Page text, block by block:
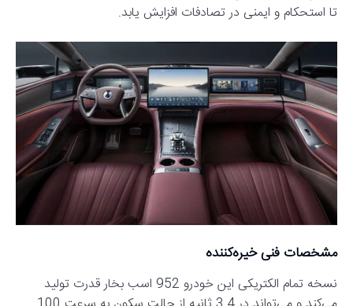
تا استحکام و ایمنی در تصادفات افزایش یابد.
مشخصات فنی خیره‌کننده
نسخه تمام الکتریکی این خودرو 952 اسب بخار قدرت تولید